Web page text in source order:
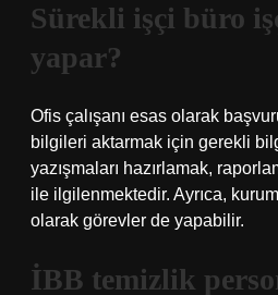
Sürekli işçi büro
yapar?
Ofis çalışanı esas olarak
bilgileri aktarmak için gerekli
yazışmaları hazırlamak,
ile ilgilenmektedir. Ayrıca,
olarak görevler de yapabilir.
İBB temizlik